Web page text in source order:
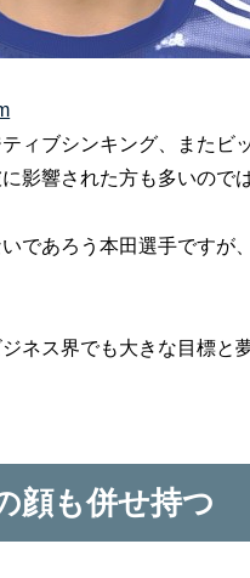
ィブシンキング、またビ
影響された方も多いので
であろう本田選手ですが
ネス界でも大きな目標と
顔も併せ持つ